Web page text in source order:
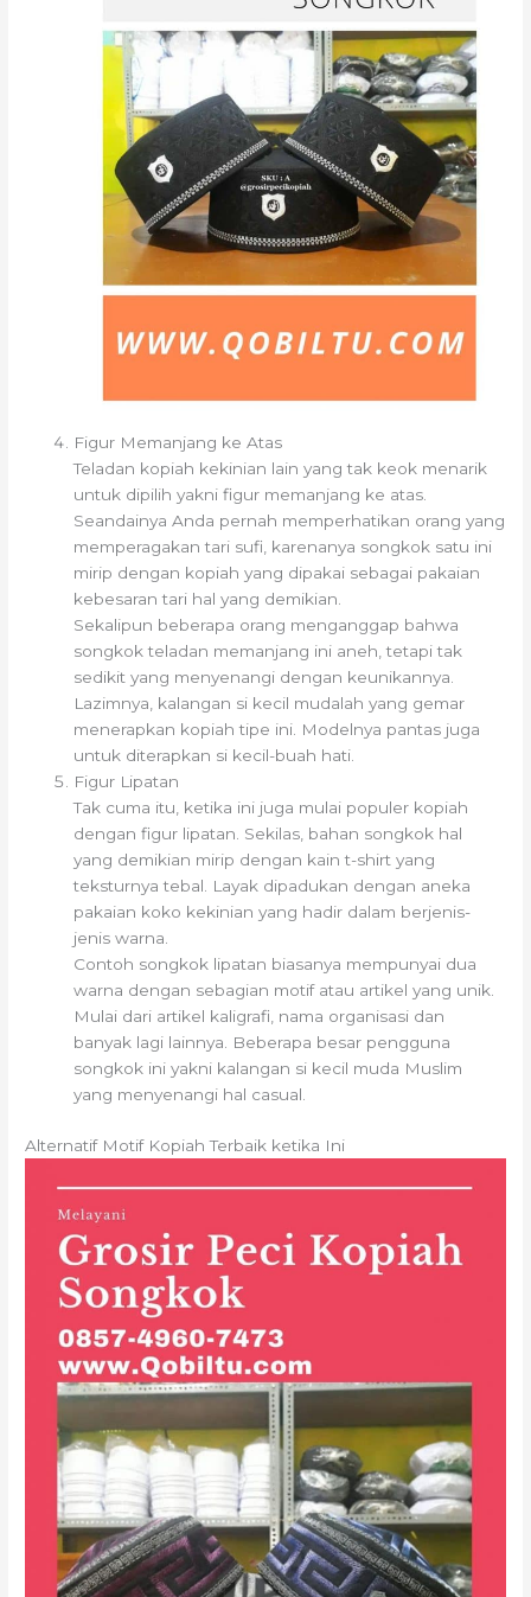
Figur Memanjang ke Atas
Teladan kopiah kekinian lain yang tak keok menarik
untuk dipilih yakni figur memanjang ke atas.
Seandainya Anda pernah memperhatikan orang yang
memperagakan tari sufi, karenanya songkok satu ini
mirip dengan kopiah yang dipakai sebagai pakaian
kebesaran tari hal yang demikian.
Sekalipun beberapa orang menganggap bahwa
songkok teladan memanjang ini aneh, tetapi tak
sedikit yang menyenangi dengan keunikannya.
Lazimnya, kalangan si kecil mudalah yang gemar
menerapkan kopiah tipe ini. Modelnya pantas juga
untuk diterapkan si kecil-buah hati.
Figur Lipatan
Tak cuma itu, ketika ini juga mulai populer kopiah
dengan figur lipatan. Sekilas, bahan songkok hal
yang demikian mirip dengan kain t-shirt yang
teksturnya tebal. Layak dipadukan dengan aneka
pakaian koko kekinian yang hadir dalam berjenis-
jenis warna.
Contoh songkok lipatan biasanya mempunyai dua
warna dengan sebagian motif atau artikel yang unik.
Mulai dari artikel kaligrafi, nama organisasi dan
banyak lagi lainnya. Beberapa besar pengguna
songkok ini yakni kalangan si kecil muda Muslim
yang menyenangi hal casual.
Alternatif Motif Kopiah Terbaik ketika Ini